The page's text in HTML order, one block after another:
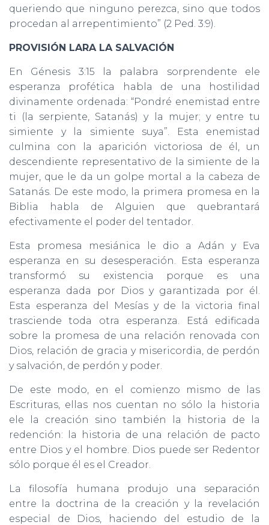
queriendo que ninguno perezca, sino que todos
procedan al arrepentimiento” (2 Ped. 3:9).
PROVISIÓN LARA LA SALVACIÓN
En Génesis 3:15 la palabra sorprendente ele
esperanza profética habla de una hostilidad
divinamente ordenada: “Pondré enemistad entre
ti (la serpiente, Satanás) y la mujer; y entre tu
simiente y la simiente suya”. Esta enemistad
culmina con la aparición victoriosa de él, un
descendiente representativo de la simiente de la
mujer, que le da un golpe mortal a la cabeza de
Satanás. De este modo, la primera promesa en la
Biblia habla de Alguien que quebrantará
efectivamente el poder del tentador.
Esta promesa mesiánica le dio a Adán y Eva
esperanza en su desesperación. Esta esperanza
transformó su existencia porque es una
esperanza dada por Dios y garantizada por él.
Esta esperanza del Mesías y de la victoria final
trasciende toda otra esperanza. Está edificada
sobre la promesa de una relación renovada con
Dios, relación de gracia y misericordia, de perdón
y salvación, de perdón y poder.
De este modo, en el comienzo mismo de las
Escrituras, ellas nos cuentan no sólo la historia
ele la creación sino también la historia de la
redención: la historia de una relación de pacto
entre Dios y el hombre. Dios puede ser Redentor
sólo porque él es el Creador.
La filosofía humana produjo una separación
entre la doctrina de la creación y la revelación
especial de Dios, haciendo del estudio de la